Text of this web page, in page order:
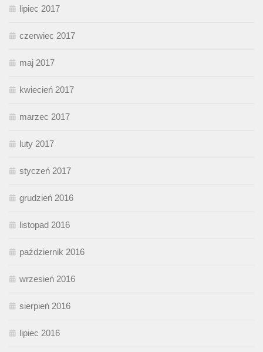
lipiec 2017
czerwiec 2017
maj 2017
kwiecień 2017
marzec 2017
luty 2017
styczeń 2017
grudzień 2016
listopad 2016
październik 2016
wrzesień 2016
sierpień 2016
lipiec 2016